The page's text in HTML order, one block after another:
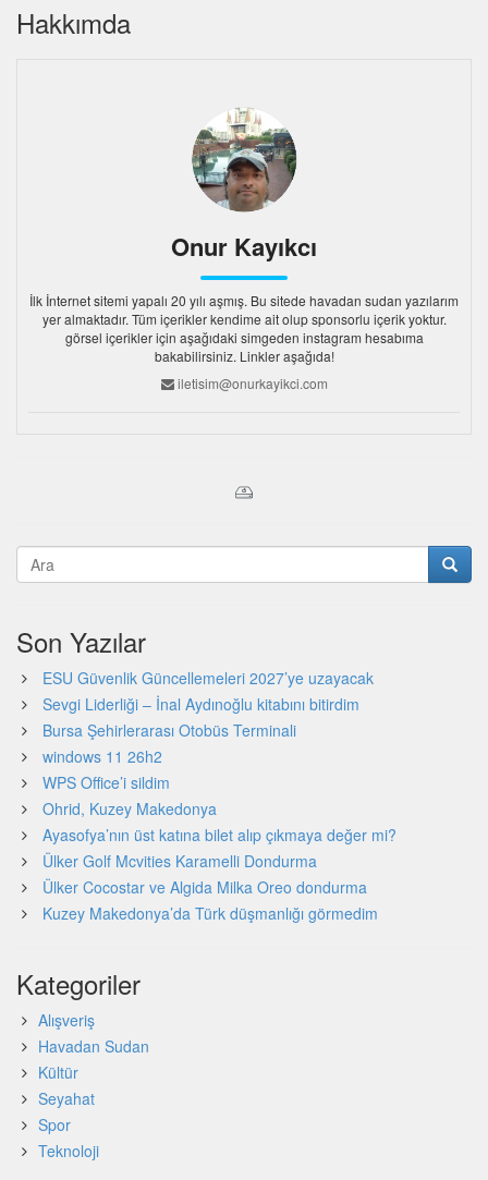
Hakkımda
Onur Kayıkcı
İlk İnternet sitemi yapalı 20 yılı aşmış. Bu sitede havadan sudan yazılarım
yer almaktadır. Tüm içerikler kendime ait olup sponsorlu içerik yoktur.
görsel içerikler için aşağıdaki simgeden instagram hesabıma
bakabilirsiniz. Linkler aşağıda!
iletisim@onurkayikci.com
Son Yazılar
ESU Güvenlik Güncellemeleri 2027’ye uzayacak
Sevgi Liderliği – İnal Aydınoğlu kitabını bitirdim
Bursa Şehirlerarası Otobüs Terminali
windows 11 26h2
WPS Office’i sildim
Ohrid, Kuzey Makedonya
Ayasofya’nın üst katına bilet alıp çıkmaya değer mi?
Ülker Golf Mcvities Karamelli Dondurma
Ülker Cocostar ve Algida Milka Oreo dondurma
Kuzey Makedonya’da Türk düşmanlığı görmedim
Kategoriler
Alışveriş
Havadan Sudan
Kültür
Seyahat
Spor
Teknoloji